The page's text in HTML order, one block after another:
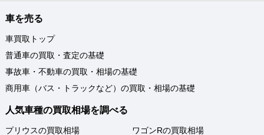
車を売る
車買取トップ
普通車の買取・査定の基礎
事故車・不動車の買取・相場の基礎
商用車（バス・トラックなど）の買取・相場の基礎
人気車種の買取相場を調べる
プリウスの買取相場
ワゴンRの買取相場